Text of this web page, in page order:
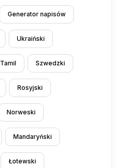
Generator napisów
Ukraiński
Tamil Szwedzki
Rosyjski
Norweski
Mandaryński
Łotewski